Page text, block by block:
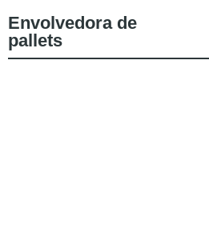
Envolvedora de
pallets